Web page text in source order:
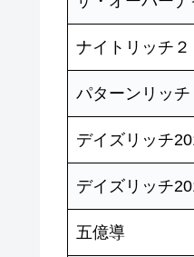
ナイトリッチ２
パターンリッチ
デイズリッチ
デイズリッチ
五億導